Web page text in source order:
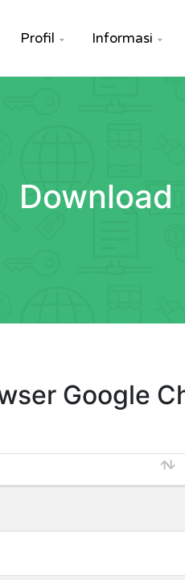
Profil  Informasi 
Download
Google